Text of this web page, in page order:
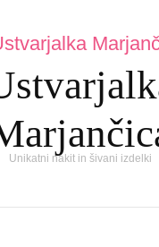
Unikatni nakit in šivani izdelki